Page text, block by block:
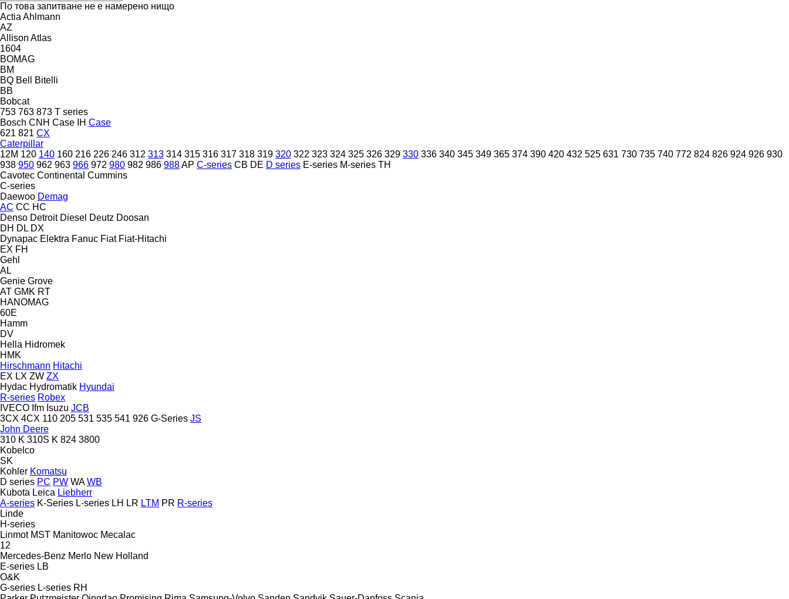
По това запитване не е намерено нищо
Actia Ahlmann
AZ
Allison Atlas
1604
BOMAG
BM
BQ Bell
Bitelli
BB
Bobcat
753 763 873 T series
Bosch CNH Case IH Case
621 821 CX
Caterpillar
12M 120 140 160 216 226 246 312 313 314 315 316 317 318 319 320 322 323 324 325 326 329 330 336 340 345 349 365 374 390 420 432 525 631 730 735 740 772 824 826 924 926 930
938 950 962 963 966 972 980 982 986 988AP C-series CB DE D series E-series M-series TH
Cavotec Continental Cummins
C-series
Daewoo Demag
AC CC HC
Denso Detroit Diesel Deutz Doosan
DH DL DX
Dynapac Elektra Fanuc Fiat Fiat-Hitachi
EX FH
Gehl
AL
Genie Grove
AT GMK RT
HANOMAG
60E
Hamm
DV
Hella Hidromek
HMK
Hirschmann Hitachi
EX LX ZW ZX
Hydac Hydromatik Hyundai
R-series Robex
IVECO Ifm Isuzu JCB
3CX 4CX 110 205 531 535 541 926 G-Series JS
John Deere
310 K 310S K 824 3800
Kobelco
SK
Kohler Komatsu
D series PC PW WA WB
Kubota Leica Liebherr
A-series K-Series L-series LH LR LTM PR R-series
Linde
H-series
Linmot MST Manitowoc Mecalac
12
Mercedes-Benz Merlo New Holland
E-series LB
O&K
G-series L-series RH